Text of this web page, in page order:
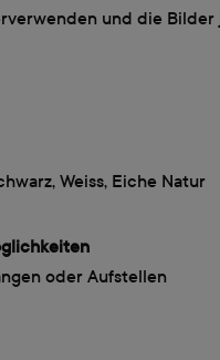
und die
Weiss, Eiche Natur
oder Aufstellen